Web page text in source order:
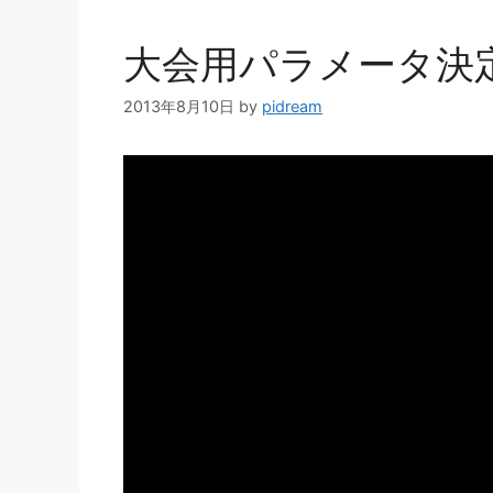
大会用パラメータ決
2013年8月10日 by pidream